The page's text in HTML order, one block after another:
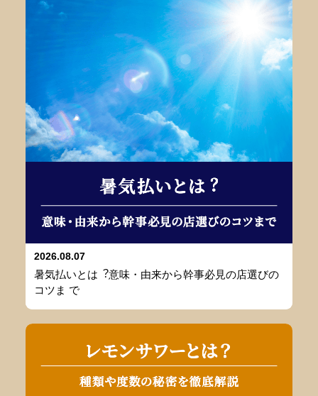
2026.08.07
暑気払いとは︖意味・由来から幹事必⾒の店選びの
コツま で